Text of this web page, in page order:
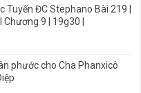
Tuyến ĐC Stephano Bài 219 |
Chương 9 | 19g30 |
phước cho Cha Phanxicô